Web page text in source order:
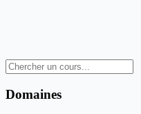
Domaines